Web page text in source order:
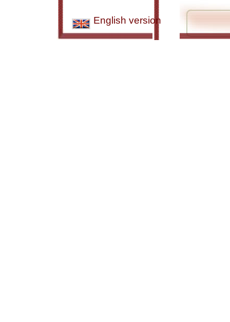
English version